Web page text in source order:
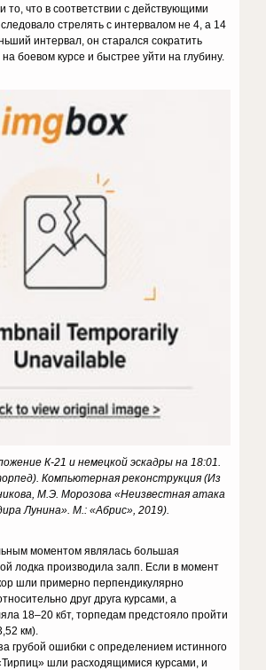
то, что в соответствии с действующими
стрелять с интервалом не 4, а 14
интервал, он старался сократить
боевом курсе и быстрее уйти на глубину.
К-21 и немецкой эскадры на 18:01.
Компьютерная реконструкция (Из
М.Э. Морозова «Неизвестная атака
Лунина». М.: «Абрис», 2019).
моментом являлась большая
лодка производила залп. Если в момент
шли примерно перпендикулярно
друг друга курсами, а
18–20 кбт, торпедам предстояло пройти
км).
грубой ошибки с определением истинного
шли расходящимися курсами, и